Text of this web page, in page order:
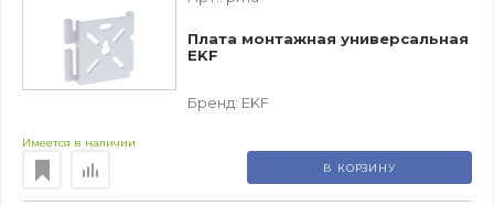
Плата монтажная универсальная
EKF
Бренд: EKF
Имеется в наличии
В КОРЗИНУ